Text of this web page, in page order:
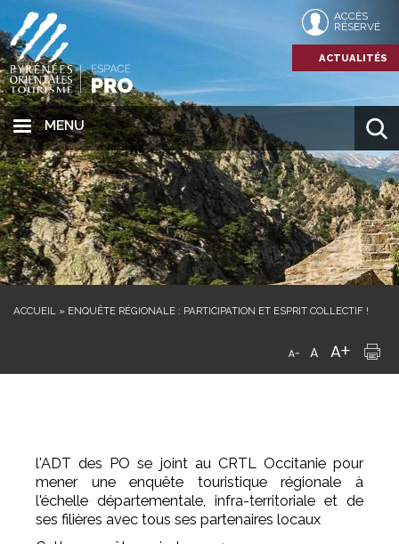
MENU
ACCÈS
RÉSERVÉ
ACTUALITÉS
ACCUEIL » ENQUÊTE RÉGIONALE : PARTICIPATION ET ESPRIT COLLECTIF !
l'ADT des PO se joint au CRTL Occitanie pour
mener une enquête touristique régionale à
l'échelle départementale, infra-territoriale et de
ses filières avec tous ses partenaires locaux